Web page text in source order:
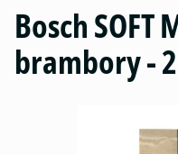
Bosch
brambory -